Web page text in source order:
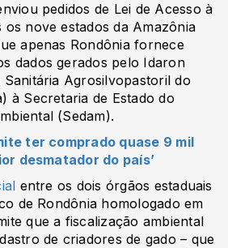
pedidos de Lei de Acesso à
nove estados da Amazônia
apenas Rondônia fornece
dados gerados pelo Idaron
Sanitária Agrosilvopastoril do
à Secretaria de Estado do
(Sedam).
ter comprado quase 9 mil
desmatador do país’
entre os dois órgãos estaduais
de Rondônia homologado em
que a fiscalização ambiental
de criadores de gado – que